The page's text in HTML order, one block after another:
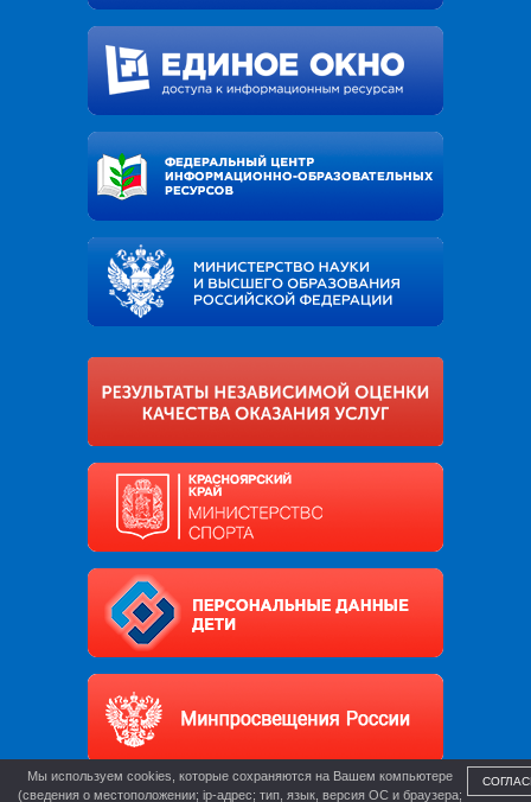
Мы используем cookies, которые сохраняются на Вашем компьютере
(сведения о местоположении; ip-адрес; тип, язык, версия ОС и браузера;